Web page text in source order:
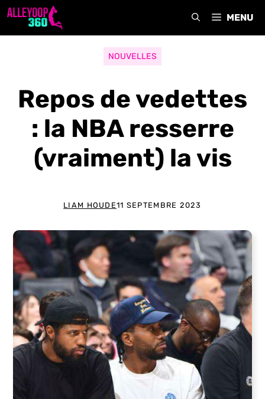
Aller
MENU
NOUVELLES
Repos de vedettes
: la NBA resserre
(vraiment) la vis
LIAM HOUDE11 SEPTEMBRE 2023